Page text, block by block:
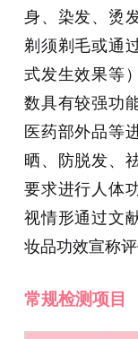
身、染发、烫
剃须剃毛或通
式发生效果等
数具有较强功
医药部外品等
晒、防脱发、
要求进行人体
视情形通过文
妆品功效宣称
常规检测项目